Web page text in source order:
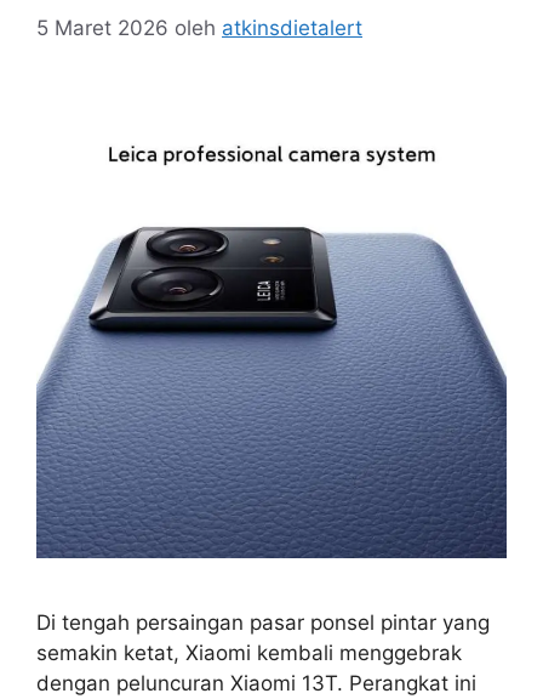
5 Maret 2026 oleh atkinsdietalert
Di tengah persaingan pasar ponsel pintar yang
semakin ketat, Xiaomi kembali menggebrak
dengan peluncuran Xiaomi 13T. Perangkat ini